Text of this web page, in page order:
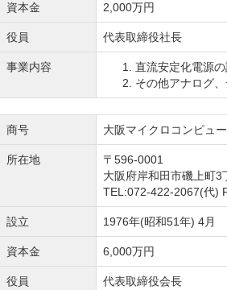
資本金 2,000万円
役員 代表取締役社長
事業内容
直流安定化電源
その他アナログ
商号 大阪マイクロコンピュ
所在地
〒596-0001
大阪府岸和田市磯上町3
TEL:072-422-2067(代)
設立 1976年(昭和51年) 4月
資本金 6,000万円
役員 代表取締役会長